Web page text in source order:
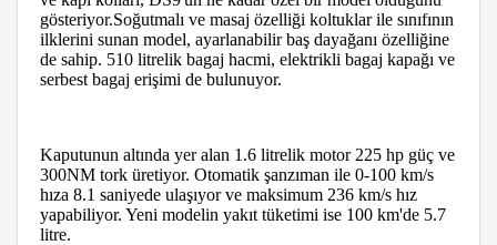
gösteriyor.Soğutmalı ve masaj özelliği koltuklar ile sınıfının
ilklerini sunan model, ayarlanabilir baş dayağanı özelliğine
de sahip. 510 litrelik bagaj hacmi, elektrikli bagaj kapağı ve
serbest bagaj erişimi de bulunuyor.
Kaputunun altında yer alan 1.6 litrelik motor 225 hp güç ve
300NM tork üretiyor. Otomatik şanzıman ile 0-100 km/s
hıza 8.1 saniyede ulaşıyor ve maksimum 236 km/s hız
yapabiliyor. Yeni modelin yakıt tüketimi ise 100 km'de 5.7
litre.